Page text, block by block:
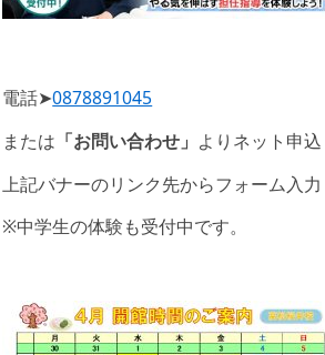
電話➤0878891045
または 「お問い合わせ」 よりネット申込
上記バナーのリンク先からフォーム入力
※中学生の体験も受付中です。